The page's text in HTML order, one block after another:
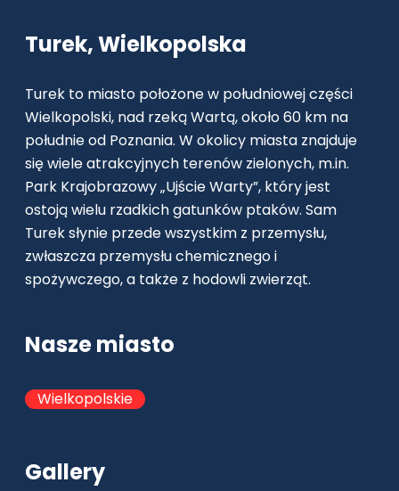
Turek, Wielkopolska
Turek to miasto położone w południowej części
Wielkopolski, nad rzeką Wartą, około 60 km na
południe od Poznania. W okolicy miasta znajduje
się wiele atrakcyjnych terenów zielonych, m.in.
Park Krajobrazowy „Ujście Warty”, który jest
ostoją wielu rzadkich gatunków ptaków. Sam
Turek słynie przede wszystkim z przemysłu,
zwłaszcza przemysłu chemicznego i
spożywczego, a także z hodowli zwierząt.
Nasze miasto
Wielkopolskie
Gallery